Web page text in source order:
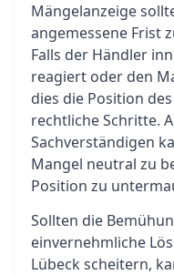
Mängelanzeige
angemessene Frist
Falls der Händler
reagiert oder den
dies die Position
rechtliche Schritte.
Sachverständigen
Mangel neutral zu
Position zu
Sollten die
einvernehmliche
Lübeck scheitern,